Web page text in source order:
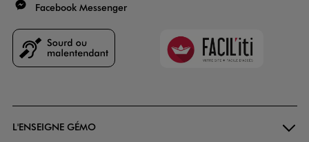
Facebook Messenger
Faciliti
L'ENSEIGNE GÉMO